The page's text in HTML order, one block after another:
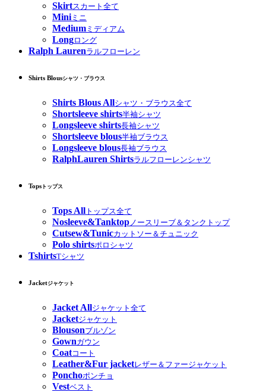
Skirtスカート全て
Miniミニ
Medium ミディアム
Longロング
Ralph Laurenラルフローレン
Shirts Blousシャツ・ブラウス
Shirts Blous Allシャツ・ブラウス全て
Shortsleeve shirts半袖シャツ
Longsleeve shirts長袖シャツ
Shortsleeve blous半袖ブラウス
Longsleeve blous長袖ブラウス
RalphLauren Shirtsラルフローレンシャツ
Tops トップス
Tops All トップス全て
Nosleeve&Tanktop ノースリーブ＆タンクトップ
Cutsew&Tunicカットソー＆チュニック
Polo shirtsポロシャツ
TshirtsTシャツ
Jacketジャケット
Jacket Allジャケット全て
Jacketジャケット
Blousonブルゾン
Gownガウン
Coatコート
Leather&Fur jacketレザー＆ファージャケット
Ponchoポンチョ
Vestベスト